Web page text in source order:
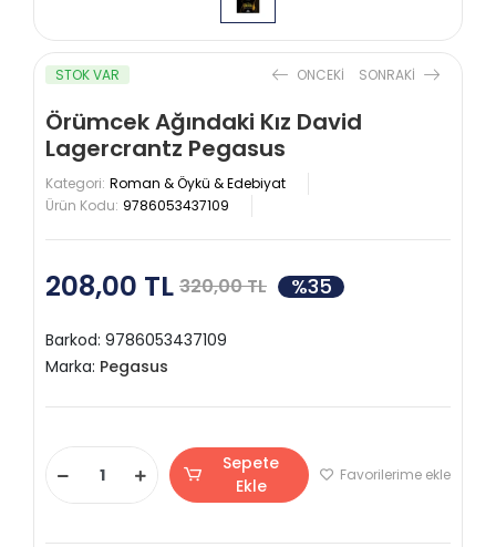
STOK VAR ONCEKI SONRAKI
Örümcek Ağındaki Kız David
Lagercrantz Pegasus
Kategori: Roman & Öykü & Edebiyat
Ürün Kodu: 9786053437109
208,00 TL 320,00 TL %35
Barkod: 9786053437109
Marka: Pegasus
Sepete
Ekle
Favorilerime ekle